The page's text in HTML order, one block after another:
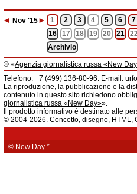
◄ Nov '15► 1 2 3 4 5 6 7
16
17 18 19 20 21
Archivio
© «Agenzia giornalistica russa «New
Informazioni
Agenzia giornalistica russa «New Day»
telecomunicazioni, tecnologie
Russa. Certificato di registrazione dei
marzo 2015.
Fondatore: «New Day» S.r.l., indirizzo di
Ekaterinburgo, via Radišev, pal.6, scala
fornisce informazioni.
Telefono: +7 (499) 136-80-96. E-mail:
La riproduzione, la pubblicazione e la
contenuto in questo sito richiedono
giornalistica russa «New Day»».
Il prodotto informativo è destinato alle
© 2004-2026. Concetto, disegno, HTML,
© New Day *